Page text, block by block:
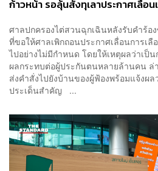
ก้าวหน้า รอลุ้นสั่งทุเลาประกาศเลื่อ
ศาลปกครองไต่สวนฉุกเฉินหลังรับคำร้อ
ที่ขอให้ศาลเพิกถอนประกาศเลื่อนการเ
ไปอย่างไม่มีกำหนด โดยให้เหตุผลว่าเป็
ผลกระทบต่อผู้ประกันตนหลายล้านคน ล่
ส่งคำสั่งไปยังบ้านของผู้ฟ้องพร้อมแจ้งผล
ประเด็นสำคัญ ...